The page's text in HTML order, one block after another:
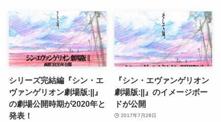
シリーズ完結編『シン・エ
ヴァンゲリオン劇場版:||』
の劇場公開時期が2020年と
発表！
『シン・エヴァンゲリオン
劇場版:||』のイメージボー
ドが公開
2017年7月29日